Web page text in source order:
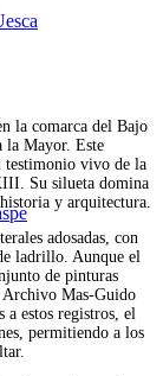
la comarca del Bajo
la Mayor. Este
testimonio vivo de la
Su silueta domina
y arquitectura.
adosadas, con
ladrillo. Aunque el
de pinturas
Archivo Mas-Guido
estos registros, el
permitiendo a los